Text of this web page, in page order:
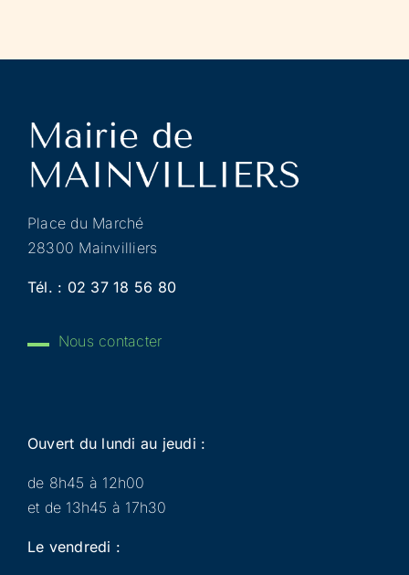
Place du Marché
28300 Mainvilliers
Tél. : 02 37 18 56 80
Nous contacter
Ouvert du lundi au jeudi :
de 8h45 à 12h00
et de 13h45 à 17h30
Le vendredi :